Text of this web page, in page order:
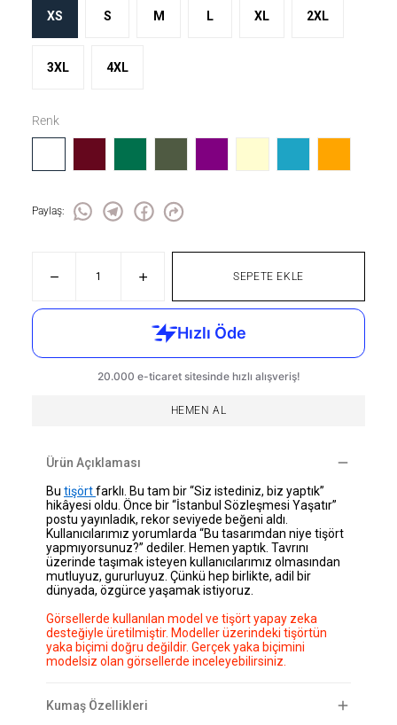
XS S M L XL 2XL
3XL 4XL
Renk
Paylaş:
SEPETE EKLE
HEMEN AL
Ürün Açıklaması
Bu tişörtfarklı. Bu tam bir “Siz istediniz, biz yaptık”
hikâyesi oldu. Önce bir “İstanbul Sözleşmesi Yaşatır”
postu yayınladık, rekor seviyede beğeni aldı.
Kullanıcılarımız yorumlarda “Bu tasarımdan niye tişört
yapmıyorsunuz?” dediler. Hemen yaptık. Tavrını
üzerinde taşımak isteyen kullanıcılarımız olmasından
mutluyuz, gururluyuz. Çünkü hep birlikte, adil bir
dünyada, özgürce yaşamak istiyoruz.
Görsellerde kullanılan model ve tişört yapay zeka
desteğiyle üretilmiştir. Modeller üzerindeki tişörtün
yaka biçimi doğru değildir. Gerçek yaka biçimini
modelsiz olan görsellerde inceleyebilirsiniz.
Kumaş Özellikleri